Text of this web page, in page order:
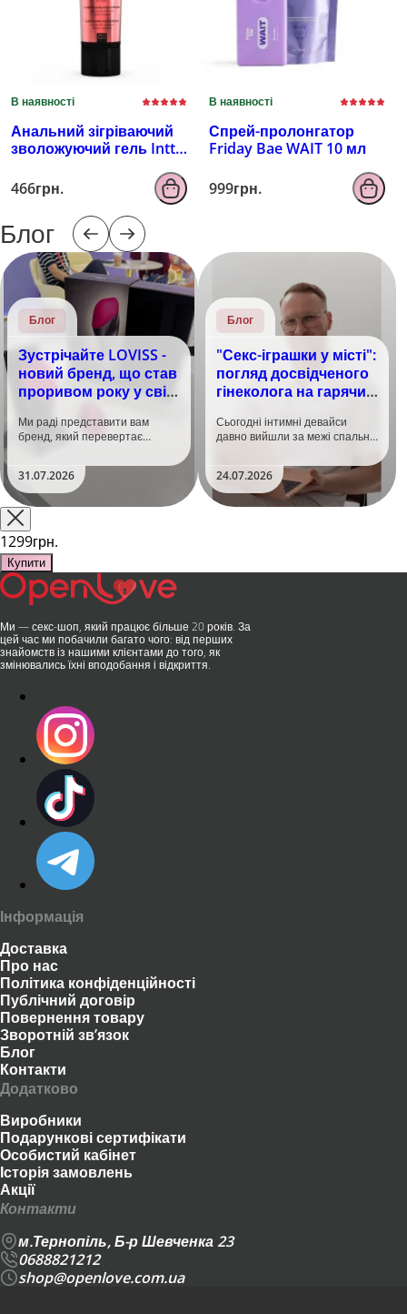
В наявності
Анальний зігріваючий
зволожуючий гель Intt
466грн.
В наявності
Спрей-пролонгатор
Friday Bae WAIT 10 мл
999грн.
Блог
Блог
Зустрічайте LOVISS -
новий бренд, що став
проривом року у світі
Ми раді представити вам
бренд, який перевертає
та вже встиг стати сенсацією
на міжнародній виставці API
Shanghai-2026!​LOVISS - це
поєднання унікальної естетики
та бездога..
31.07.2026
Блог
"Секс-іграшки у місті":
погляд досвідченого
гінеколога на гарячий
Сьогодні інтимні девайси
давно вийшли за межі спальні.
безшумні моторчики та
стильний дизайн перетворили
їх на гаджет, який багато хто
використовує, тестує у
24.07.2026
1299грн.
Купити
Ми — секс-шоп, який працює більше 20 років. За
цей час ми побачили багато чого: від перших
знайомств із нашими клієнтами до того, як
змінювались їхні вподобання і відкриття.
Інформація
Доставка
Про нас
Політика конфіденційності
Публічний договір
Повернення товару
Зворотній зв’язок
Блог
Контакти
Додатково
Виробники
Подарункові сертифікати
Особистий кабінет
Історія замовлень
Акції
Контакти
м.Тернопіль, Б-р Шевченка 23
0688821212
shop@openlove.com.ua